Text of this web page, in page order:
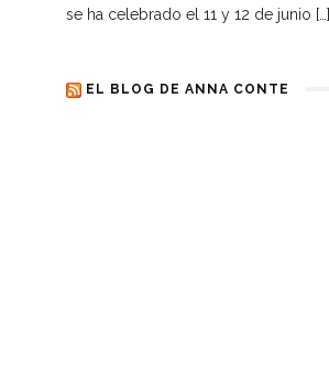
se ha celebrado el 11 y 12 de junio […]
EL BLOG DE ANNA CONTE